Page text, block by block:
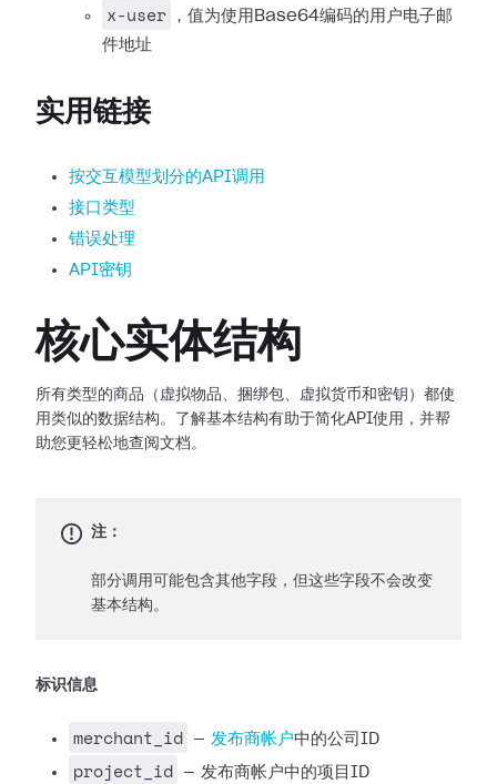
x-user
，值为使用Base64编码的用户电子邮
件地址
实用链接
按交互模型划分的API调用
接口类型
错误处理
API密钥
核心实体结构
所有类型的商品（虚拟物品、捆绑包、虚拟货币和密钥）都使
用类似的数据结构。了解基本结构有助于简化API使用，并帮
助您更轻松地查阅文档。
注：
部分调用可能包含其他字段，但这些字段不会改变
基本结构。
标识信息
merchant_id — 发布商帐户中的公司ID
project_id — 发布商帐户中的项目ID